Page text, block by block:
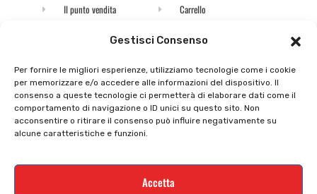
Gestisci Consenso
Per fornire le migliori esperienze, utilizziamo tecnologie come i cookie
per memorizzare e/o accedere alle informazioni del dispositivo. Il
consenso a queste tecnologie ci permetterà di elaborare dati come il
comportamento di navigazione o ID unici su questo sito. Non
acconsentire o ritirare il consenso può influire negativamente su
alcune caratteristiche e funzioni.
Accetta
Il punto vendita
Il mio account
Privacy policy
Cookie policy
Supporto e contatti
Carrello
checkout
Tutti prodotti
Termini e condizioni
Resi e rimborsi